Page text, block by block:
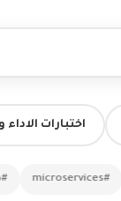
اختبارات الاداء